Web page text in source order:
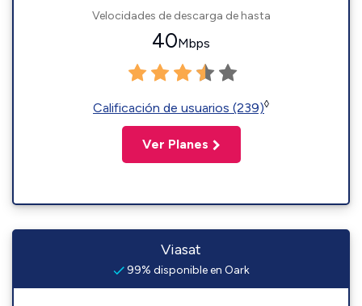
Velocidades de descarga de hasta
40Mbps
Calificación de usuarios (239)◊
Ver Planes
Viasat
99% disponible en Oark